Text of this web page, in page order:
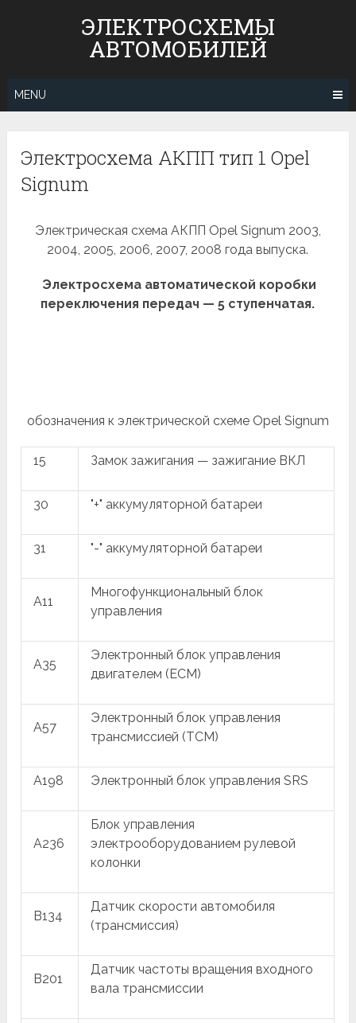
ЭЛЕКТРОСХЕМЫ
АВТОМОБИЛЕЙ
MENU
Электросхема АКПП тип 1 Opel
Signum
Электрическая схема АКПП Opel Signum 2003,
2004, 2005, 2006, 2007, 2008 года выпуска.
Электросхема автоматической коробки
переключения передач — 5 ступенчатая.
обозначения к электрической схеме Opel Signum
15 Замок зажигания — зажигание ВКЛ
30 "+" аккумуляторной батареи
31 "-" аккумуляторной батареи
A11
Многофункциональный блок
управления
A35
Электронный блок управления
двигателем (ECM)
A57
Электронный блок управления
трансмиссией (TCM)
A198 Электронный блок управления SRS
A236
Блок управления
электрооборудованием рулевой
колонки
B134
Датчик скорости автомобиля
(трансмиссия)
B201
Датчик частоты вращения входного
вала трансмиссии